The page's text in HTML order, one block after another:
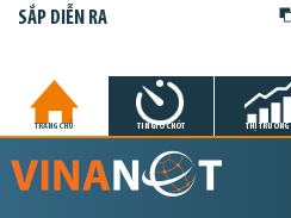
SẮP DIỄN RA
TRANG CHỦ TIN GIỜ CHÓT THỊ TRƯỜNG